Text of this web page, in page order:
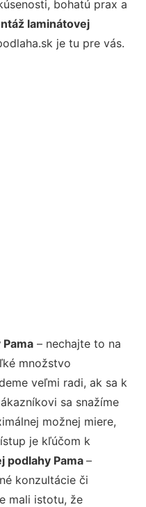
bohatú prax a
laminátovej
je tu pre vás.
– nechajte to na
množstvo
veľmi radi, ak sa k
sa snažíme
možnej miere,
je kľúčom k
podlahy Pama –
konzultácie či
mali istotu, že